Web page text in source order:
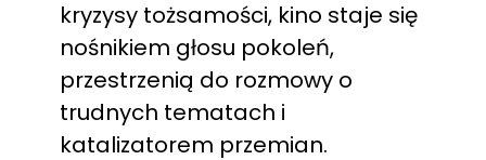
kryzysy tożsamości, kino staje się
nośnikiem głosu pokoleń,
przestrzenią do rozmowy o
trudnych tematach i
katalizatorem przemian.